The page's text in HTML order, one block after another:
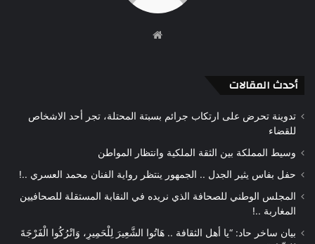
أحدث المقالات
تدوينة تحرض على ارتكاب جرائم بسبتة المحتلة، تجر أحد الاشخاص
للقضاء
وسيط المملكة بين الثقة الملكية وانتظار المواطن
حفل بفاس يثير الجدل .. الجمهور ينتظر رواية الفنان محمد العسري ..!
المجلس الوطني للصحافة الذي نريده في النقابة المستقلة للصحافيين
المغاربة ..!
بيان ساخر حاد: “يا أهل الثقافة .. هَاتُوا الشَّعِيرَ لِلْحَمِيرِ، وَاتْرُكُوا الْفَرْجَةَ